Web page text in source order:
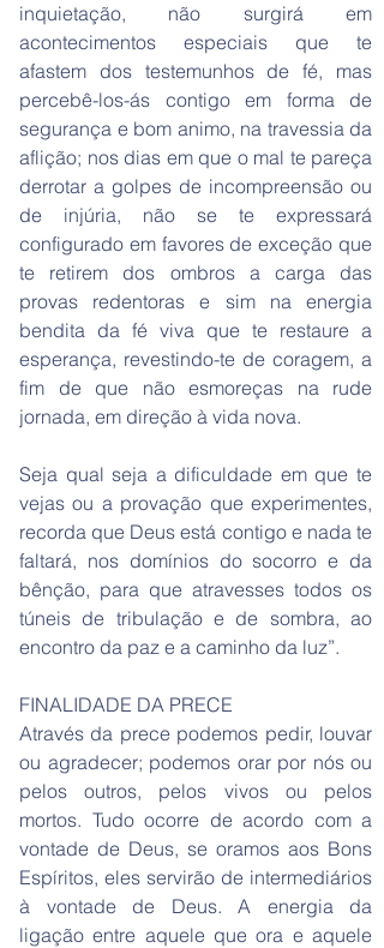
inquietação, não surgirá em
acontecimentos especiais que te
afastem dos testemunhos de fé, mas
percebê-los-ás contigo em forma de
segurança e bom animo, na travessia da
aflição; nos dias em que o mal te pareça
derrotar a golpes de incompreensão ou
de injúria, não se te expressará
configurado em favores de exceção que
te retirem dos ombros a carga das
provas redentoras e sim na energia
bendita da fé viva que te restaure a
esperança, revestindo-te de coragem, a
fim de que não esmoreças na rude
jornada, em direção à vida nova.
Seja qual seja a dificuldade em que te
vejas ou a provação que experimentes,
recorda que Deus está contigo e nada te
faltará, nos domínios do socorro e da
bênção, para que atravesses todos os
túneis de tribulação e de sombra, ao
encontro da paz e a caminho da luz”.
FINALIDADE DA PRECE
Através da prece podemos pedir, louvar
ou agradecer; podemos orar por nós ou
pelos outros, pelos vivos ou pelos
mortos. Tudo ocorre de acordo com a
vontade de Deus, se oramos aos Bons
Espíritos, eles servirão de intermediários
à vontade de Deus. A energia da
ligação entre aquele que ora e aquele